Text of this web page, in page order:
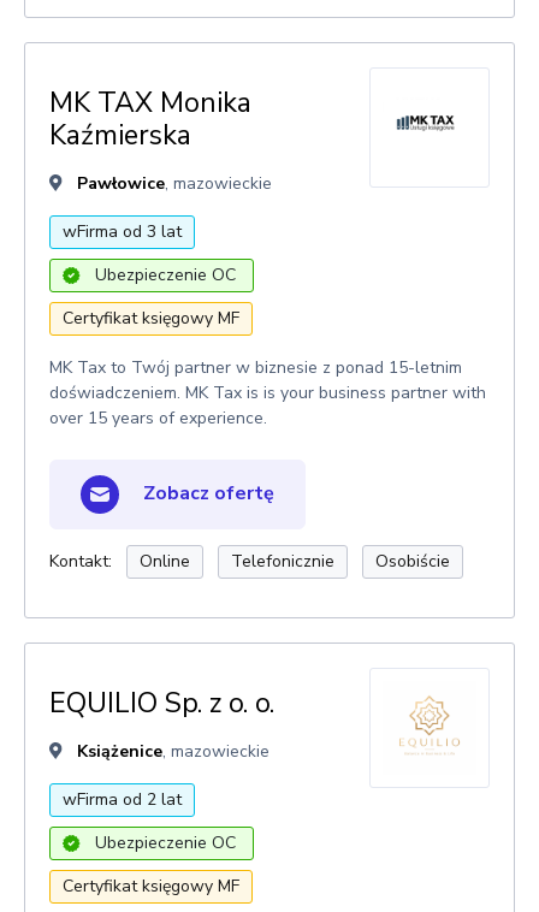
MK TAX Monika
Kaźmierska
Pawłowice, mazowieckie
wFirma od 3 lat
Ubezpieczenie OC
Certyfikat księgowy MF
MK Tax to Twój partner w biznesie z ponad 15-letnim
doświadczeniem. MK Tax is is your business partner with
over 15 years of experience.
Zobacz ofertę
Kontakt: Online Telefonicznie Osobiście
EQUILIO Sp. z o. o.
Książenice, mazowieckie
wFirma od 2 lat
Ubezpieczenie OC
Certyfikat księgowy MF